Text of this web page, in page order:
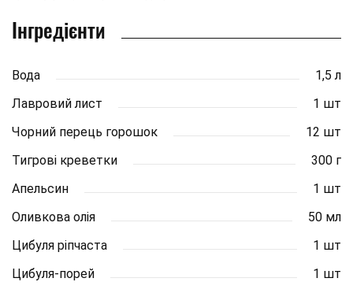
Інгредієнти
Вода
1,5 л
Лавровий лист
1 шт
Чорний перець горошок
12 шт
Тигрові креветки
300 г
Апельсин
1 шт
Оливкова олія
50 мл
Цибуля ріпчаста
1 шт
Цибуля-порей
1 шт